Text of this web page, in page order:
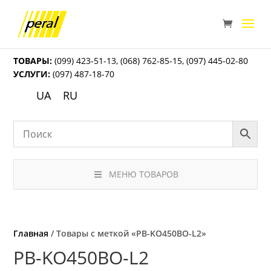
ТОВАРЫ: (099) 423-51-13,(068) 762-85-15,(097) 445-02-80
УСЛУГИ: (097) 487-18-70
UA RU
МЕНЮ ТОВАРОВ
Главная / Товары с меткой «PB-KO450BO-L2»
PB-KO450BO-L2